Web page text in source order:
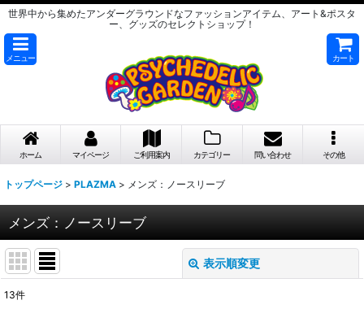
世界中から集めたアンダーグラウンドなファッションアイテム、アート&ポスタ
ー、グッズのセレクトショップ！
メニュー カート
ホーム マイページ ご利用案内 カテゴリー 問い合わせ その他
トップページ > PLAZMA > メンズ：ノースリーブ
メンズ：ノースリーブ
表示順変更
13件